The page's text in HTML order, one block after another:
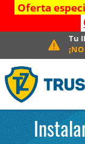
Oferta
Tu